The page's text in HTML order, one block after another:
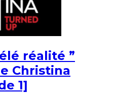
réalité ”
Christina
1]